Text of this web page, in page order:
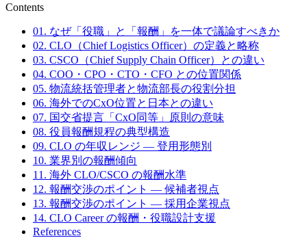
Contents
01. なぜ「役職」と「報酬」を一体で議論すべきか
02. CLO（Chief Logistics Officer）の定義と略称
03. CSCO（Chief Supply Chain Officer）との違い
04. COO・CPO・CTO・CFO との位置関係
05. 物流統括管理者と物流部長の役割分担
06. 海外でのCxO位置と日本との違い
07. 国交省提言「CxO同等」原則の意味
08. 役員報酬規程の典型構造
09. CLO の年収レンジ — 登用形態別
10. 業界別の報酬傾向
11. 海外 CLO/CSCO の報酬水準
12. 報酬交渉のポイント — 候補者視点
13. 報酬交渉のポイント — 採用企業視点
14. CLO Career の報酬・役職設計支援
References